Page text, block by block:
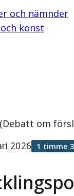
och nämnder
konst
om
2026 1 timme